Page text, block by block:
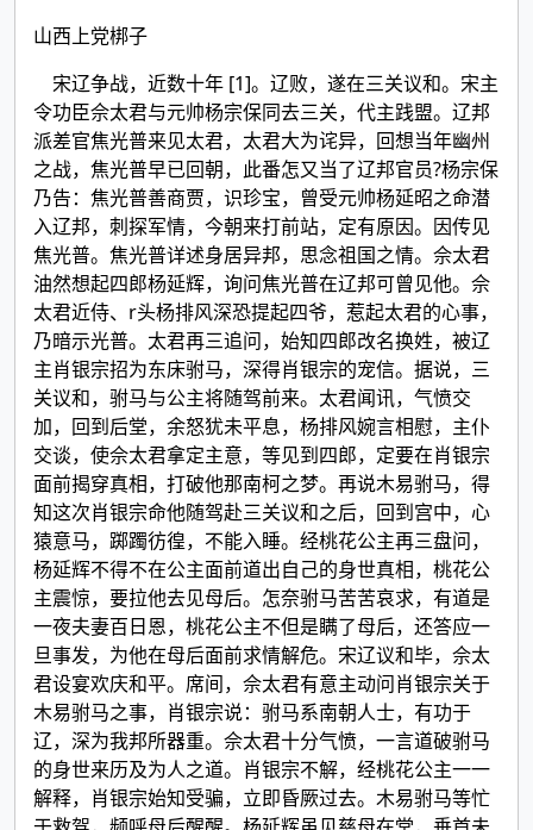
山西上党梆子
宋辽争战，近数十年 [1]。辽败，遂在三关议和。宋主
令功臣佘太君与元帅杨宗保同去三关，代主践盟。辽邦
派差官焦光普来见太君，太君大为诧异，回想当年幽州
之战，焦光普早已回朝，此番怎又当了辽邦官员?杨宗保
乃告：焦光普善商贾，识珍宝，曾受元帅杨延昭之命潜
入辽邦，刺探军情，今朝来打前站，定有原因。因传见
焦光普。焦光普详述身居异邦，思念祖国之情。佘太君
油然想起四郎杨延辉，询问焦光普在辽邦可曾见他。佘
太君近侍、r头杨排风深恐提起四爷，惹起太君的心事，
乃暗示光普。太君再三追问，始知四郎改名换姓，被辽
主肖银宗招为东床驸马，深得肖银宗的宠信。据说，三
关议和，驸马与公主将随驾前来。太君闻讯，气愤交
加，回到后堂，余怒犹未平息，杨排风婉言相慰，主仆
交谈，使佘太君拿定主意，等见到四郎，定要在肖银宗
面前揭穿真相，打破他那南柯之梦。再说木易驸马，得
知这次肖银宗命他随驾赴三关议和之后，回到宫中，心
猿意马，踯躅彷徨，不能入睡。经桃花公主再三盘问，
杨延辉不得不在公主面前道出自己的身世真相，桃花公
主震惊，要拉他去见母后。怎奈驸马苦苦哀求，有道是
一夜夫妻百日恩，桃花公主不但是瞒了母后，还答应一
旦事发，为他在母后面前求情解危。宋辽议和毕，佘太
君设宴欢庆和平。席间，佘太君有意主动问肖银宗关于
木易驸马之事，肖银宗说：驸马系南朝人士，有功于
辽，深为我邦所器重。佘太君十分气愤，一言道破驸马
的身世来历及为人之道。肖银宗不解，经桃花公主一一
解释，肖银宗始知受骗，立即昏厥过去。木易驸马等忙